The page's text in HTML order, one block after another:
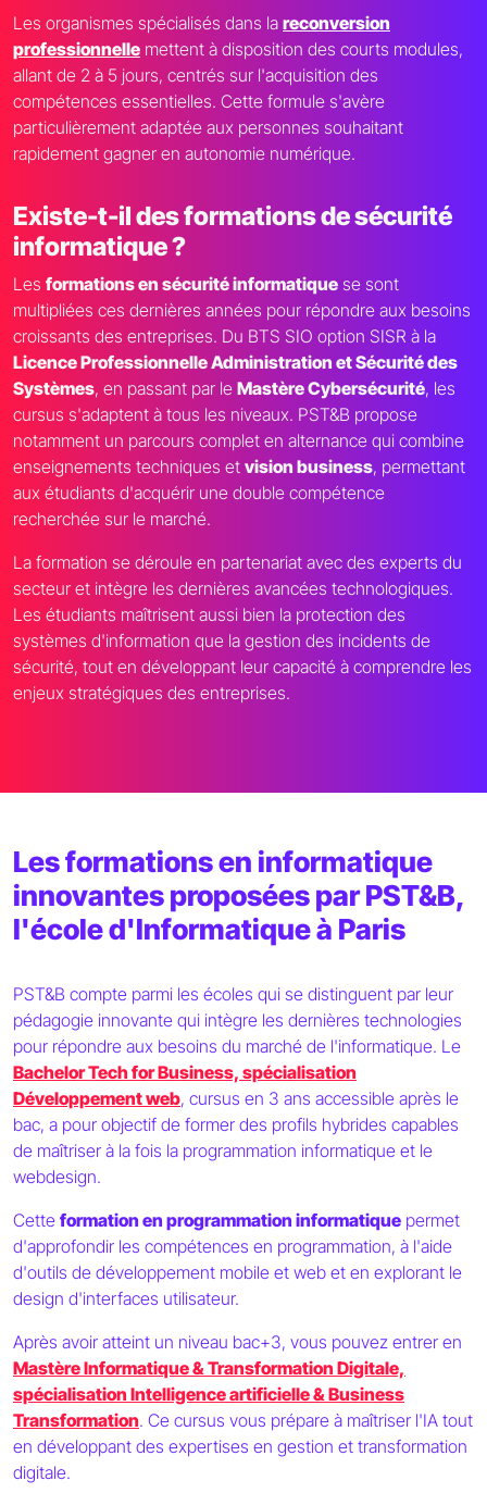
Les organismes spécialisés dans la reconversion
professionnelle mettent à disposition des courts modules,
allant de 2 à 5 jours, centrés sur l'acquisition des
compétences essentielles. Cette formule s'avère
particulièrement adaptée aux personnes souhaitant
rapidement gagner en autonomie numérique.
Existe-t-il des formations de sécurité
informatique ?
Les formations en sécurité informatique se sont
multipliées ces dernières années pour répondre aux besoins
croissants des entreprises. Du BTS SIO option SISR à la
Licence Professionnelle Administration et Sécurité des
Systèmes, en passant par le Mastère Cybersécurité, les
cursus s'adaptent à tous les niveaux. PST&B propose
notamment un parcours complet en alternance qui combine
enseignements techniques et vision business, permettant
aux étudiants d'acquérir une double compétence
recherchée sur le marché.
La formation se déroule en partenariat avec des experts du
secteur et intègre les dernières avancées technologiques.
Les étudiants maîtrisent aussi bien la protection des
systèmes d'information que la gestion des incidents de
sécurité, tout en développant leur capacité à comprendre les
enjeux stratégiques des entreprises.
Les formations en informatique
innovantes proposées par PST&B,
l'école d'Informatique à Paris
PST&B compte parmi les écoles qui se distinguent par leur
pédagogie innovante qui intègre les dernières technologies
pour répondre aux besoins du marché de l'informatique. Le
Bachelor Tech for Business, spécialisation
Développement web, cursus en 3 ans accessible après le
bac, a pour objectif de former des profils hybrides capables
de maîtriser à la fois la programmation informatique et le
webdesign.
Cette formation en programmation informatique permet
d'approfondir les compétences en programmation, à l'aide
d'outils de développement mobile et web et en explorant le
design d'interfaces utilisateur.
Après avoir atteint un niveau bac+3, vous pouvez entrer en
Mastère Informatique & Transformation Digitale,
spécialisation Intelligence artificielle & Business
Transformation. Ce cursus vous prépare à maîtriser l'IA tout
en développant des expertises en gestion et transformation
digitale.